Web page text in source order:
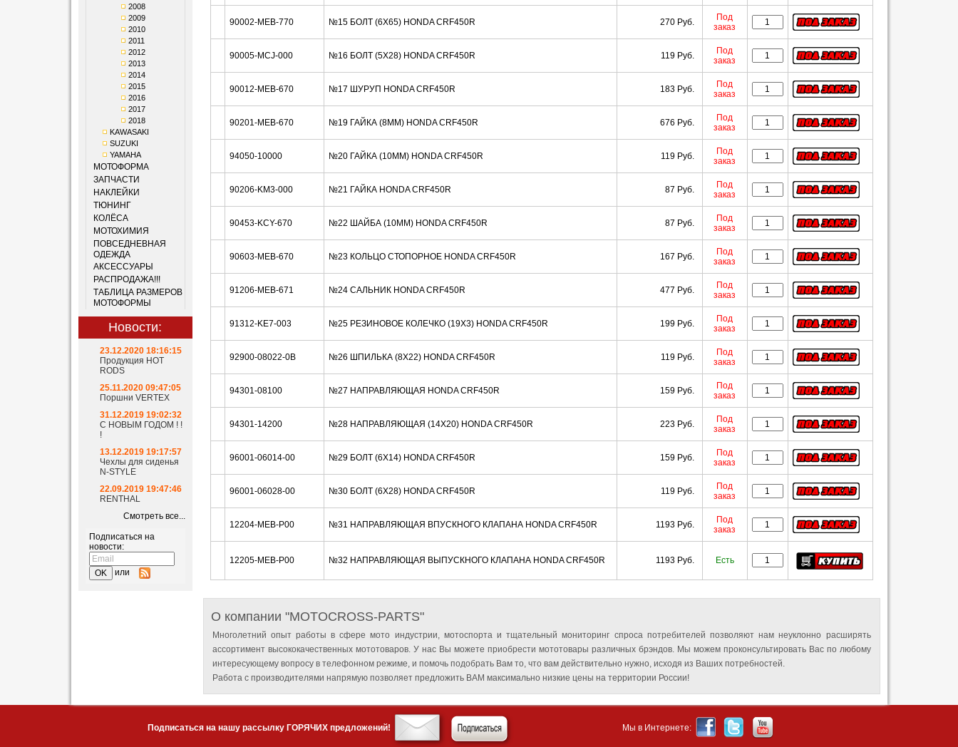
2008
2009
2010
2011
2012
2013
2014
2015
2016
2017
2018
KAWASAKI
SUZUKI
YAMAHA
МОТОФОРМА
ЗАПЧАСТИ
НАКЛЕЙКИ
ТЮНИНГ
КОЛЁСА
МОТОХИМИЯ
ПОВСЕДНЕВНАЯ
ОДЕЖДА
АКСЕССУАРЫ
РАСПРОДАЖА!!!
ТАБЛИЦА РАЗМЕРОВ
МОТОФОРМЫ
Новости:
23.12.2020 18:16:15
Продукция HOT
RODS
25.11.2020 09:47:05
Поршни VERTEX
31.12.2019 19:02:32
С НОВЫМ ГОДОМ ! !
!
13.12.2019 19:17:57
Чехлы для сиденья
N-STYLE
22.09.2019 19:47:46
RENTHAL
Смотреть все...
Подписаться на
новости:
или
90002-MEB-770 №15 БОЛТ (6X65) HONDA CRF450R 270 Руб.
Под
заказ
90005-MCJ-000 №16 БОЛТ (5X28) HONDA CRF450R 119 Руб.
Под
заказ
90012-MEB-670 №17 ШУРУП HONDA CRF450R 183 Руб.
Под
заказ
90201-MEB-670 №19 ГАЙКА (8ММ) HONDA CRF450R 676 Руб.
Под
заказ
94050-10000 №20 ГАЙКА (10ММ) HONDA CRF450R 119 Руб.
Под
заказ
90206-KM3-000 №21 ГАЙКА HONDA CRF450R 87 Руб.
Под
заказ
90453-KCY-670 №22 ШАЙБА (10ММ) HONDA CRF450R 87 Руб.
Под
заказ
90603-MEB-670 №23 КОЛЬЦО СТОПОРНОЕ HONDA CRF450R 167 Руб.
Под
заказ
91206-MEB-671 №24 САЛЬНИК HONDA CRF450R 477 Руб.
Под
заказ
91312-KE7-003 №25 РЕЗИНОВОЕ КОЛЕЧКО (19X3) HONDA CRF450R 199 Руб.
Под
заказ
92900-08022-0B №26 ШПИЛЬКА (8X22) HONDA CRF450R 119 Руб.
Под
заказ
94301-08100 №27 НАПРАВЛЯЮЩАЯ HONDA CRF450R 159 Руб.
Под
заказ
94301-14200 №28 НАПРАВЛЯЮЩАЯ (14X20) HONDA CRF450R 223 Руб.
Под
заказ
96001-06014-00 №29 БОЛТ (6X14) HONDA CRF450R 159 Руб.
Под
заказ
96001-06028-00 №30 БОЛТ (6X28) HONDA CRF450R 119 Руб.
Под
заказ
12204-MEB-P00 №31 НАПРАВЛЯЮЩАЯ ВПУСКНОГО КЛАПАНА HONDA CRF450R 1193 Руб.
Под
заказ
12205-MEB-P00 №32 НАПРАВЛЯЮЩАЯ ВЫПУСКНОГО КЛАПАНА HONDA CRF450R 1193 Руб. Есть
О компании "MOTOCROSS-PARTS"
Многолетний опыт работы в сфере мото индустрии, мотоспорта и тщательный мониторинг спроса потребителей позволяют нам неуклонно расширять
ассортимент высококачественных мототоваров. У нас Вы можете приобрести мототовары различных брэндов. Мы можем проконсультировать Вас по любому
интересующему вопросу в телефонном режиме, и помочь подобрать Вам то, что вам действительно нужно, исходя из Ваших потребностей.
Работа с производителями напрямую позволяет предложить ВАМ максимально низкие цены на территории России!
Подписаться на нашу рассылку ГОРЯЧИХ предложений! Мы в Интернете: